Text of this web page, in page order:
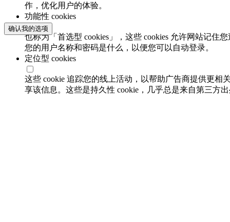
作，优化用户的体验。
功能性 cookies
也称为「首选型 cookies」，这些 cookies 允许网站记
您的用户名称和密码是什么，以便您可以自动登录。
定位型 cookies
这些 cookie 追踪您的线上活动，以帮助广告商提供更相
享该信息。这些是持久性 cookie，几乎总是来自第三方
确认我的选项